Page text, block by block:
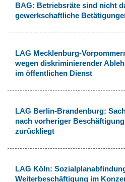
BAG: Betriebsräte sind nicht
gewerkschaftliche
LAG Mecklenburg-
wegen diskriminierender
im öffentlichen Dienst
LAG Berlin-Brandenburg:
nach vorheriger
zurückliegt
LAG Köln:
Weiterbeschäftigung im